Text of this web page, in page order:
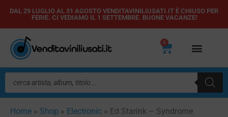
Vai
contenuto
DAL 29 LUGLIO AL 31 AGOSTO VENDITAVINILIUSATI.IT È CHIUSO PER
FERIE. CI VEDIAMO IL 1 SETTEMBRE. BUONE VACANZE!
0
Carrello
Ricerca
prodotti
Home » Shop » Electronic » Ed Starink – Syndrome